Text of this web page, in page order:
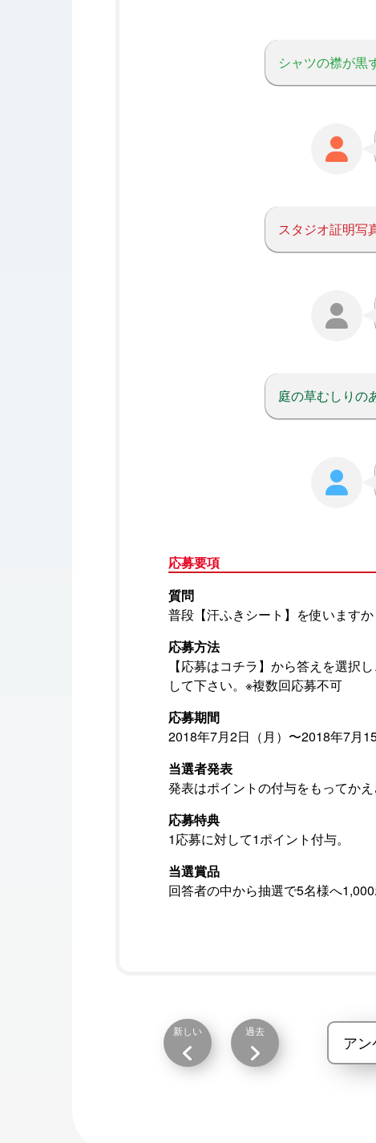
シャツの襟が黒
スタジオ証明写
庭の草むしりの
応募要項
質問
普段【汗ふきシート】を使いますか
応募方法
【応募はコチラ】から答えを選択
して下さい。※複数回応募不可
応募期間
2018年7月2日（月）〜2018年7月15
当選者発表
発表はポイントの付与をもってかえ
応募特典
1応募に対して1ポイント付与。
当選賞品
回答者の中から抽選で5名様へ1,000
新しい 過去
ア